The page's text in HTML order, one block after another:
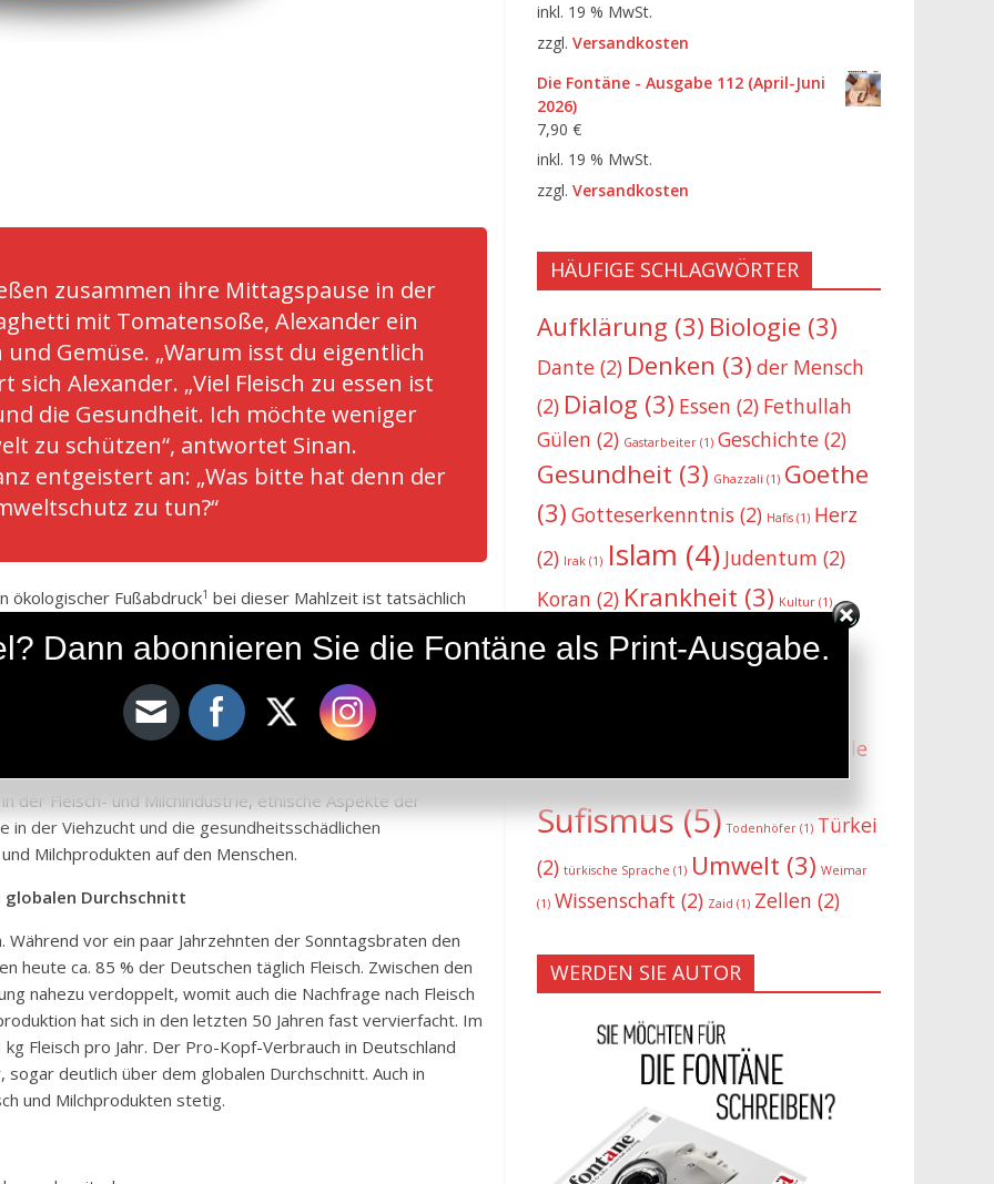
zusammen ihre Mittagspause in der
mit Tomatensoße, Alexander ein
Gemüse. „Warum isst du eigentlich
sich Alexander. „Viel Fleisch zu essen ist
die Gesundheit. Ich möchte weniger
zu schützen“, antwortet Sinan.
entgeistert an: „Was bitte hat denn der
zu tun?“
ökologischer Fußabdruck1 bei dieser Mahlzeit ist tatsächlich
virtuellen Flächenverbrauch von 0,46 qm, Alexander
Größe von 3,61 qm.2
Produkte um ein Vielfaches höher als der pflanzlicher
hat der Konsum tierischer Produkte? Inwiefern spielt er für
Zerstörung der Biodiversität eine Rolle? In welchem
und Wasserknappheit? Nicht thematisiert werden
der Fleisch- und Milchindustrie, ethische Aspekte der
der Viehzucht und die gesundheitsschädlichen
Milchprodukten auf den Menschen.
globalen Durchschnitt
vor ein paar Jahrzehnten der Sonntagsbraten den
heute ca. 85 % der Deutschen täglich Fleisch. Zwischen den
nahezu verdoppelt, womit auch die Nachfrage nach Fleisch
hat sich in den letzten 50 Jahren fast vervierfacht. Im
Fleisch pro Jahr. Der Pro-Kopf-Verbrauch in Deutschland
deutlich über dem globalen Durchschnitt. Auch in
und Milchprodukten stetig.
inkl. 19 % MwSt.
zzgl. Versandkosten
Die Fontäne - Ausgabe 112 (April-Juni
2026)
7,90 €
inkl. 19 % MwSt.
zzgl. Versandkosten
HÄUFIGE SCHLAGWÖRTER
Aufklärung (3) Biologie (3)
Dante (2) Denken (3) der Mensch
(2) Dialog (3) Essen (2) Fethullah
Gülen (2) Gastarbeiter (1) Geschichte (2)
Gesundheit (3) Ghazzali (1) Goethe
(3) Gotteserkenntnis (2) Hafis (1) Herz
(2) Irak (1) Islam (4) Judentum (2)
Koran (2) Krankheit (3) Kultur (1)
Lernen (2) Magen(1) Medien(1) Medizin
Seele
(2) Sinn-Induktion(1) Sprache(2)
Sufismus(5) Todenhöfer (1) Türkei
(2) türkische Sprache (1) Umwelt (3) Weimar
(1) Wissenschaft (2) Zaid (1) Zellen (2)
WERDEN SIE AUTOR
Dann abonnieren Sie die Fontäne als Print-Ausgabe.